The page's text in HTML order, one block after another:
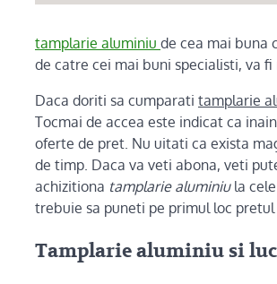
tamplarie aluminiu de cea mai buna
de catre cei mai buni specialisti, va
Daca doriti sa cumparati tamplarie
Tocmai de accea este indicat ca
oferte de pret. Nu uitati ca exista
de timp. Daca va veti abona, veti
achizitiona tamplarie aluminiula cele
trebuie sa puneti pe primul loc
Tamplarie aluminiu si